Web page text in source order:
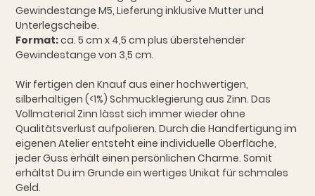
Gewindestange M5, Lieferung inklusive Mutter und
Unterlegscheibe.
Format:ca. 5 cm x 4,5 cm plus überstehender
Gewindestange von 3,5 cm.
Wir fertigen den Knauf aus einer hochwertigen,
silberhaltigen (<1%) Schmucklegierung aus Zinn. Das
Vollmaterial Zinn lässt sich immer wieder ohne
Qualitätsverlust aufpolieren. Durch die Handfertigung im
eigenen Atelier entsteht eine individuelle Oberfläche,
jeder Guss erhält einen persönlichen Charme. Somit
erhältst Du im Grunde ein wertiges Unikat für schmales
Geld.